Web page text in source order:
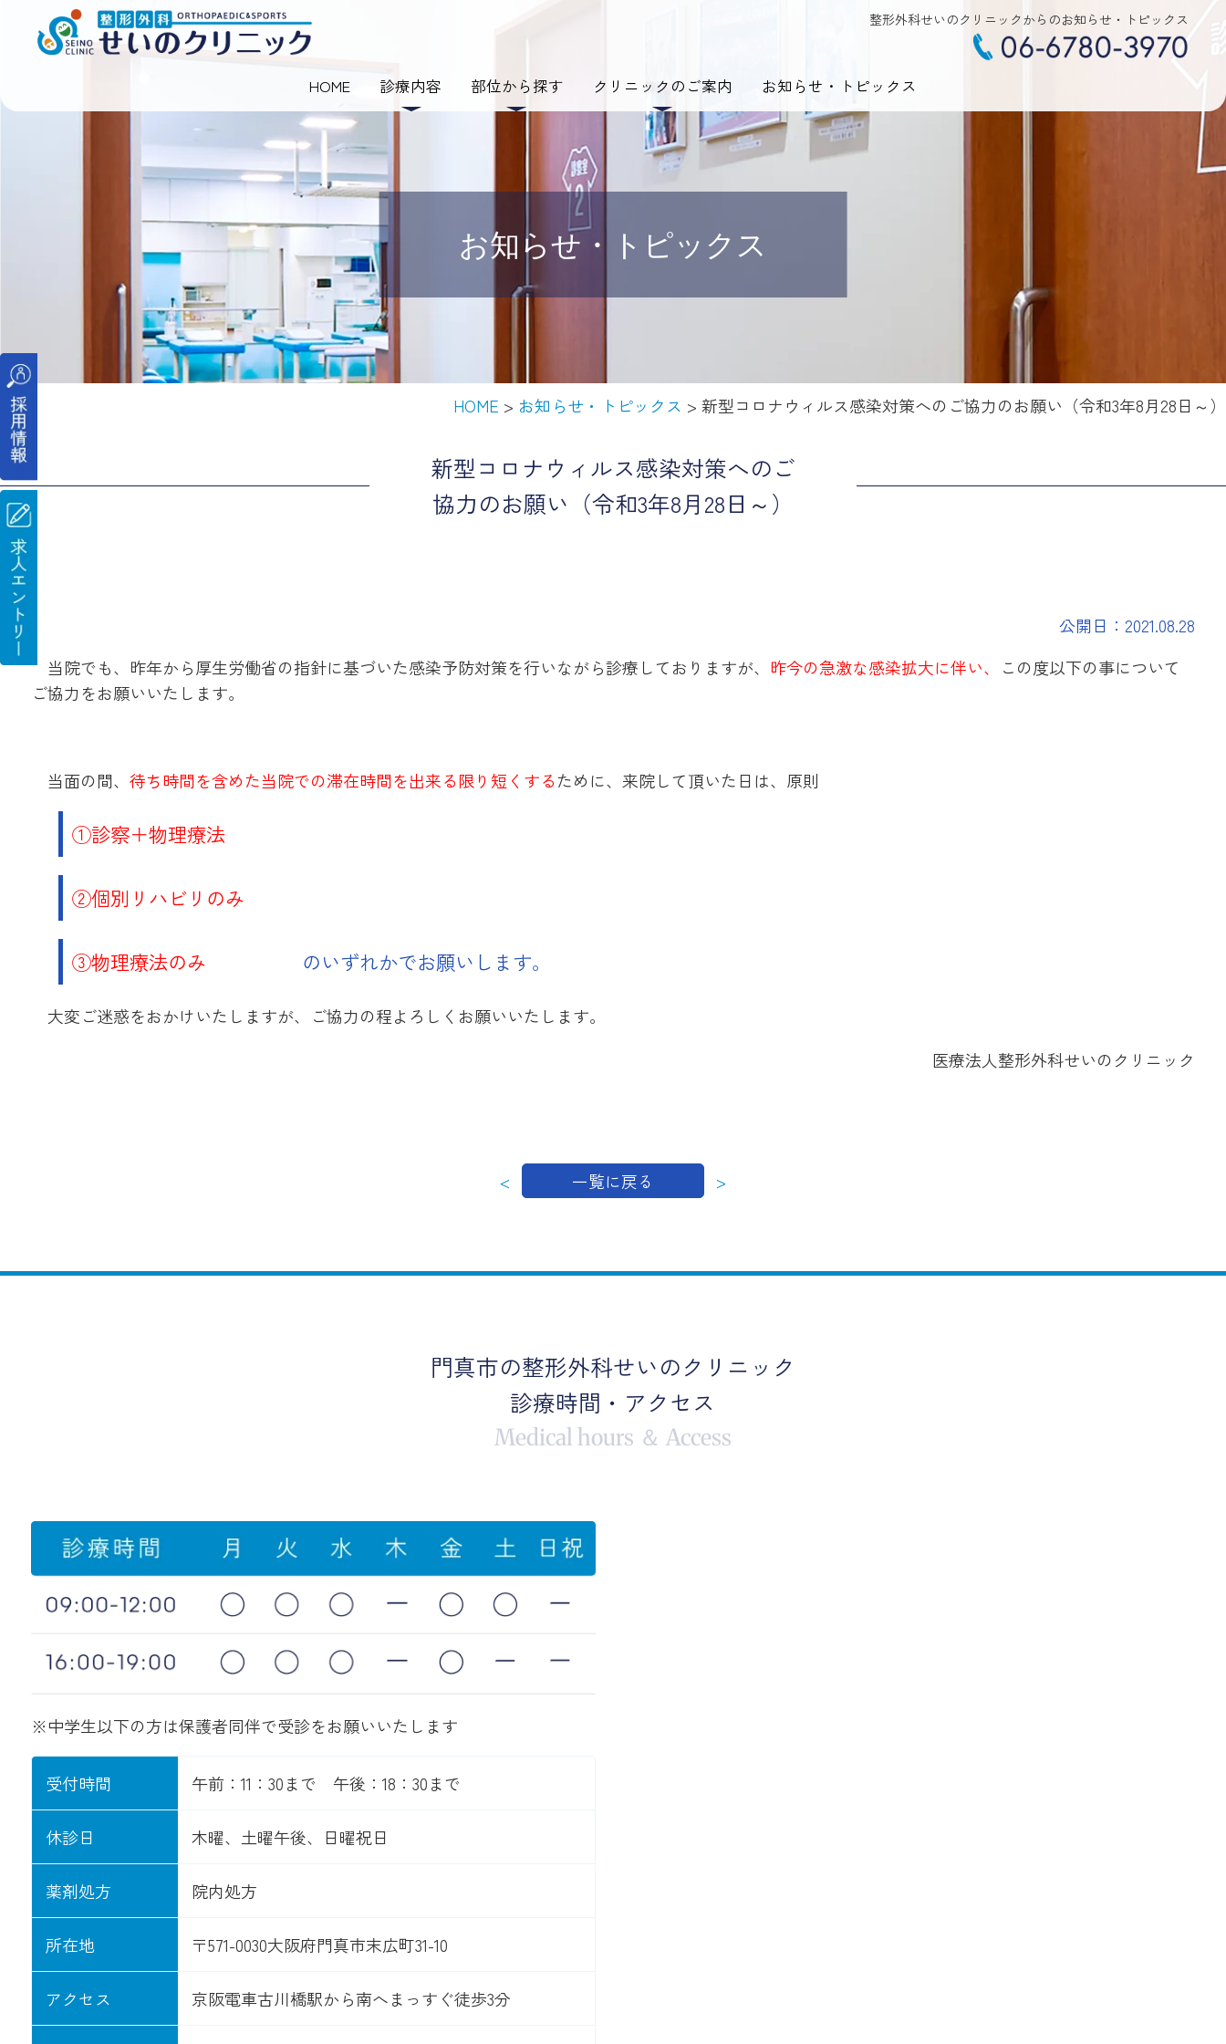
整形外科せいのクリニックからのお知らせ・トピックス
HOME 診療内容 部位から探す クリニックのご案内 お知らせ・トピックス
お知らせ・トピックス
HOME お知らせ・トピックス 新型コロナウィルス感染対策へのご協力のお願い（令和3年8月28日～）
新型コロナウィルス感染対策へのご
協力のお願い（令和3年8月28日～）
公開日：2021.08.28
当院でも、昨年から厚生労働省の指針に基づいた感染予防対策を行いながら診療しておりますが、 昨今の急激な感染拡大に伴い、
この度以下の事について
ご協力をお願いいたします。
当面の間、 待ち時間を含めた当院での滞在時間を出来る限り短くするために、来院して頂いた日は、原則
①診察＋物理療法
②個別リハビリのみ
③物理療法のみ のいずれかでお願いします。
大変ご迷惑をおかけいたしますが、ご協力の程よろしくお願いいたします。
医療法人整形外科せいのクリニック
< 一覧に戻る >
門真市の整形外科せいのクリニック
診療時間・アクセス
※中学生以下の方は保護者同伴で受診をお願いいたします
受付時間 午前：11：30まで 午後：18：30まで
休診日 木曜、土曜午後、日曜祝日
薬剤処方 院内処方
所在地 〒571-0030大阪府門真市末広町31-10
アクセス 京阪電車古川橋駅から南へまっすぐ徒歩3分